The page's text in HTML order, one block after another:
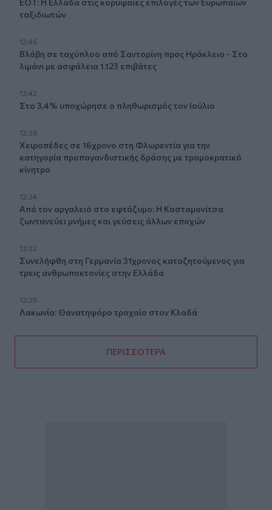
ταξιδιωτών
12:46
Βλάβη σε ταχύπλοο από Σαντορίνη προς Ηράκλειο - Στο
λιμάνι με ασφάλεια 1.123 επιβάτες
12:42
Στο 3,4% υποχώρησε ο πληθωρισμός τον Ιούλιο
12:39
Xειροπέδες σε 16χρονο στη Φλωρεντία για την
κατηγορία προπαγανδιστικής δράσης με τρομοκρατικό
κίνητρο
12:34
Από τον αργαλειό στο εφτάζυμο: Η Κασταμονίτσα
ζωντανεύει μνήμες και γεύσεις άλλων εποχών
12:32
Συνελήφθη στη Γερμανία 31χρονος καταζητούμενος για
τρεις ανθρωποκτονίες στην Ελλάδα
12:25
Λακωνία: Θανατηφόρο τροχαίο στον Κλαδά
ΠΕΡΙΣΣΟΤΕΡΑ